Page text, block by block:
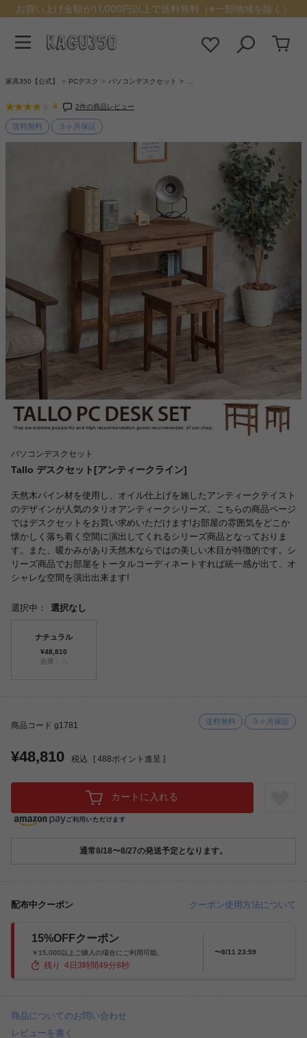
お買い上げ金額が11,000円以上で送料無料（※一部地域を除く）
家具350【公式】 PCデスク パソコンデスクセット
4 2件の商品レビュー
送料無料 ３ヶ月保証
パソコンデスクセット
Tallo デスクセット[アンティークライン]
天然木パイン材を使用し、オイル仕上げを施したアンティークテイスト
のデザインが人気のタリオアンティークシリーズ。こちらの商品ページ
ではデスクセットをお買い求めいただけます!お部屋の雰囲気をどこか
懐かしく落ち着く空間に演出してくれるシリーズ商品となっておりま
す。また、暖かみがあり天然木ならではの美しい木目が特徴的です。シ
リーズ商品でお部屋をトータルコーディネートすれば統一感が出て、オ
シャレな空間を演出出来ます!
選択中： 選択なし
ナチュラル
¥48,810
在庫：△
商品コード g1781 送料無料 ３ヶ月保証
¥48,810 税込 [ 488ポイント進呈 ]
カートに入れる
通常8/18〜8/27の発送予定となります。
配布中クーポン クーポン使用方法について
15%OFFクーポン
￥15,000以上ご購入の場合にご利用可能。
残り 4 日3 時間49分7秒
〜8/11 23:59
商品についてのお問い合わせ
レビューを書く